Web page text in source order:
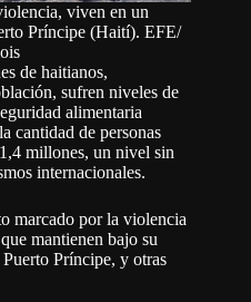
viven en un
Príncipe (Haití). EFE/
de haitianos,
sufren niveles de
alimentaria
cantidad de personas
millones, un nivel sin
internacionales.
marcado por la violencia
mantienen bajo su
Príncipe, y otras